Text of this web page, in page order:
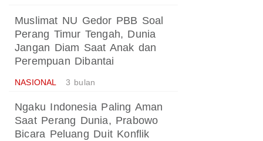
Muslimat NU Gedor PBB Soal
Perang Timur Tengah, Dunia
Jangan Diam Saat Anak dan
Perempuan Dibantai
NASIONAL 3 bulan
Ngaku Indonesia Paling Aman
Saat Perang Dunia, Prabowo
Bicara Peluang Duit Konflik